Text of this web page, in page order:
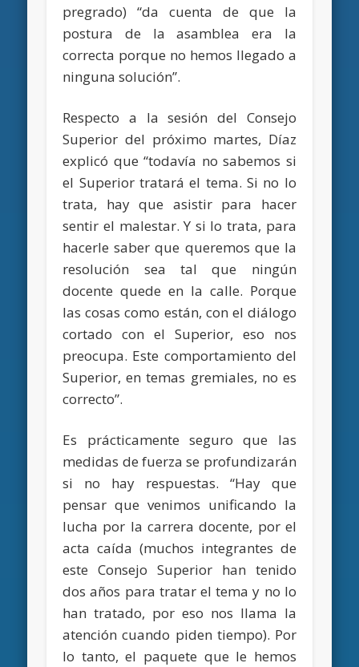
pregrado) “da cuenta de que la
postura de la asamblea era la
correcta porque no hemos llegado a
ninguna solución”.
Respecto a la sesión del Consejo
Superior del próximo martes, Díaz
explicó que “todavía no sabemos si
el Superior tratará el tema. Si no lo
trata, hay que asistir para hacer
sentir el malestar. Y si lo trata, para
hacerle saber que queremos que la
resolución sea tal que ningún
docente quede en la calle. Porque
las cosas como están, con el diálogo
cortado con el Superior, eso nos
preocupa. Este comportamiento del
Superior, en temas gremiales, no es
correcto”.
Es prácticamente seguro que las
medidas de fuerza se profundizarán
si no hay respuestas. “Hay que
pensar que venimos unificando la
lucha por la carrera docente, por el
acta caída (muchos integrantes de
este Consejo Superior han tenido
dos años para tratar el tema y no lo
han tratado, por eso nos llama la
atención cuando piden tiempo). Por
lo tanto, el paquete que le hemos